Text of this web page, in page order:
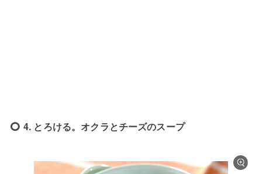
4. とろける。オクラとチーズのスープ